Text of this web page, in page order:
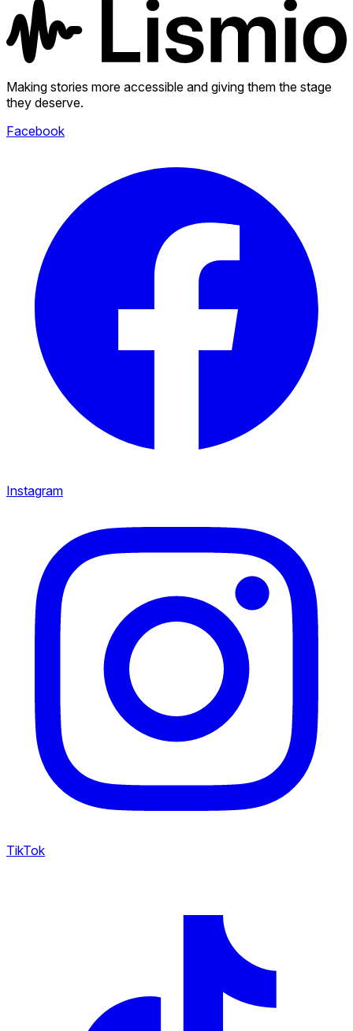
Making stories more accessible and giving them the stage
they deserve.
Facebook
Instagram
TikTok